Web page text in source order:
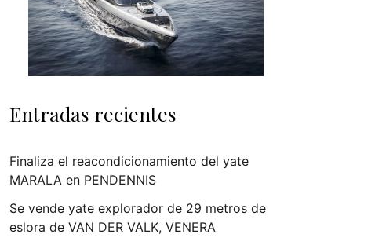
Entradas recientes
Finaliza el reacondicionamiento del yate
MARALA en PENDENNIS
Se vende yate explorador de 29 metros de
eslora de VAN DER VALK, VENERA